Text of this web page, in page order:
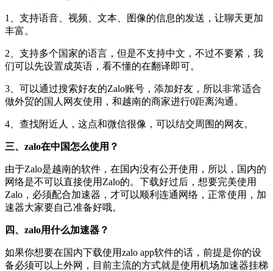
1、支持语音、视频、文本、图像的信息的发送，让聊天更加
丰富。
2、支持多个国家的语言，但是不支持中文，不过不要紧，我
们可以先设置成英语，看不懂的在翻译即可。
3、可以通过搜索好友的Zalo账号，添加好友，所以非常适合
做外贸的国人网友使用，和越南的商家进行0距离沟通。
4、查找附近人，这点和微信很像，可以结交周围的网友。
三、zalo在中国怎么使用？
由于Zalo是越南的软件，在国内没有公开使用，所以，国内的
网络是不可以直接使用Zalo的。下载好过后，想要完美使用
Zalo，必须配合加速器，才可以顺利连通网络，正常使用，加
速器大家要自己准备好哦。
四、zalo用什么加速器？
如果你想要在国内下载使用zalo app软件的话，前提是你的设
备必须可以上外网，目前主流的方式就是使用机场加速器挂梯